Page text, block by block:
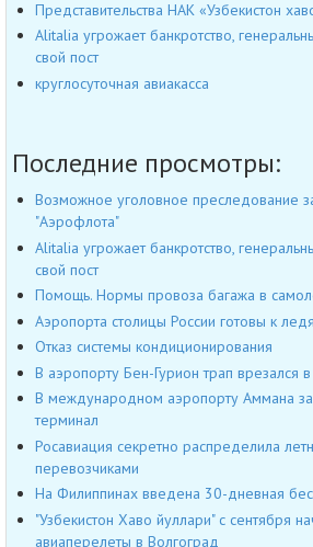
Представительства НАК «Узбекистон
Alitalia угрожает банкротство,
свой пост
круглосуточная авиакасса
Последние просмотры:
Возможное уголовное преследование
"Аэрофлота"
Alitalia угрожает банкротство,
свой пост
Помощь. Нормы провоза багажа в
Аэропорта столицы России готовы к
Отказ системы кондиционирования
В аэропорту Бен-Гурион трап врезался
В международном аэропорту Аммана
терминал
Росавиация секретно распределила
перевозчиками
На Филиппинах введена 30-дневная
"Узбекистон Хаво йуллари" с сентября
авиаперелеты в Волгоград